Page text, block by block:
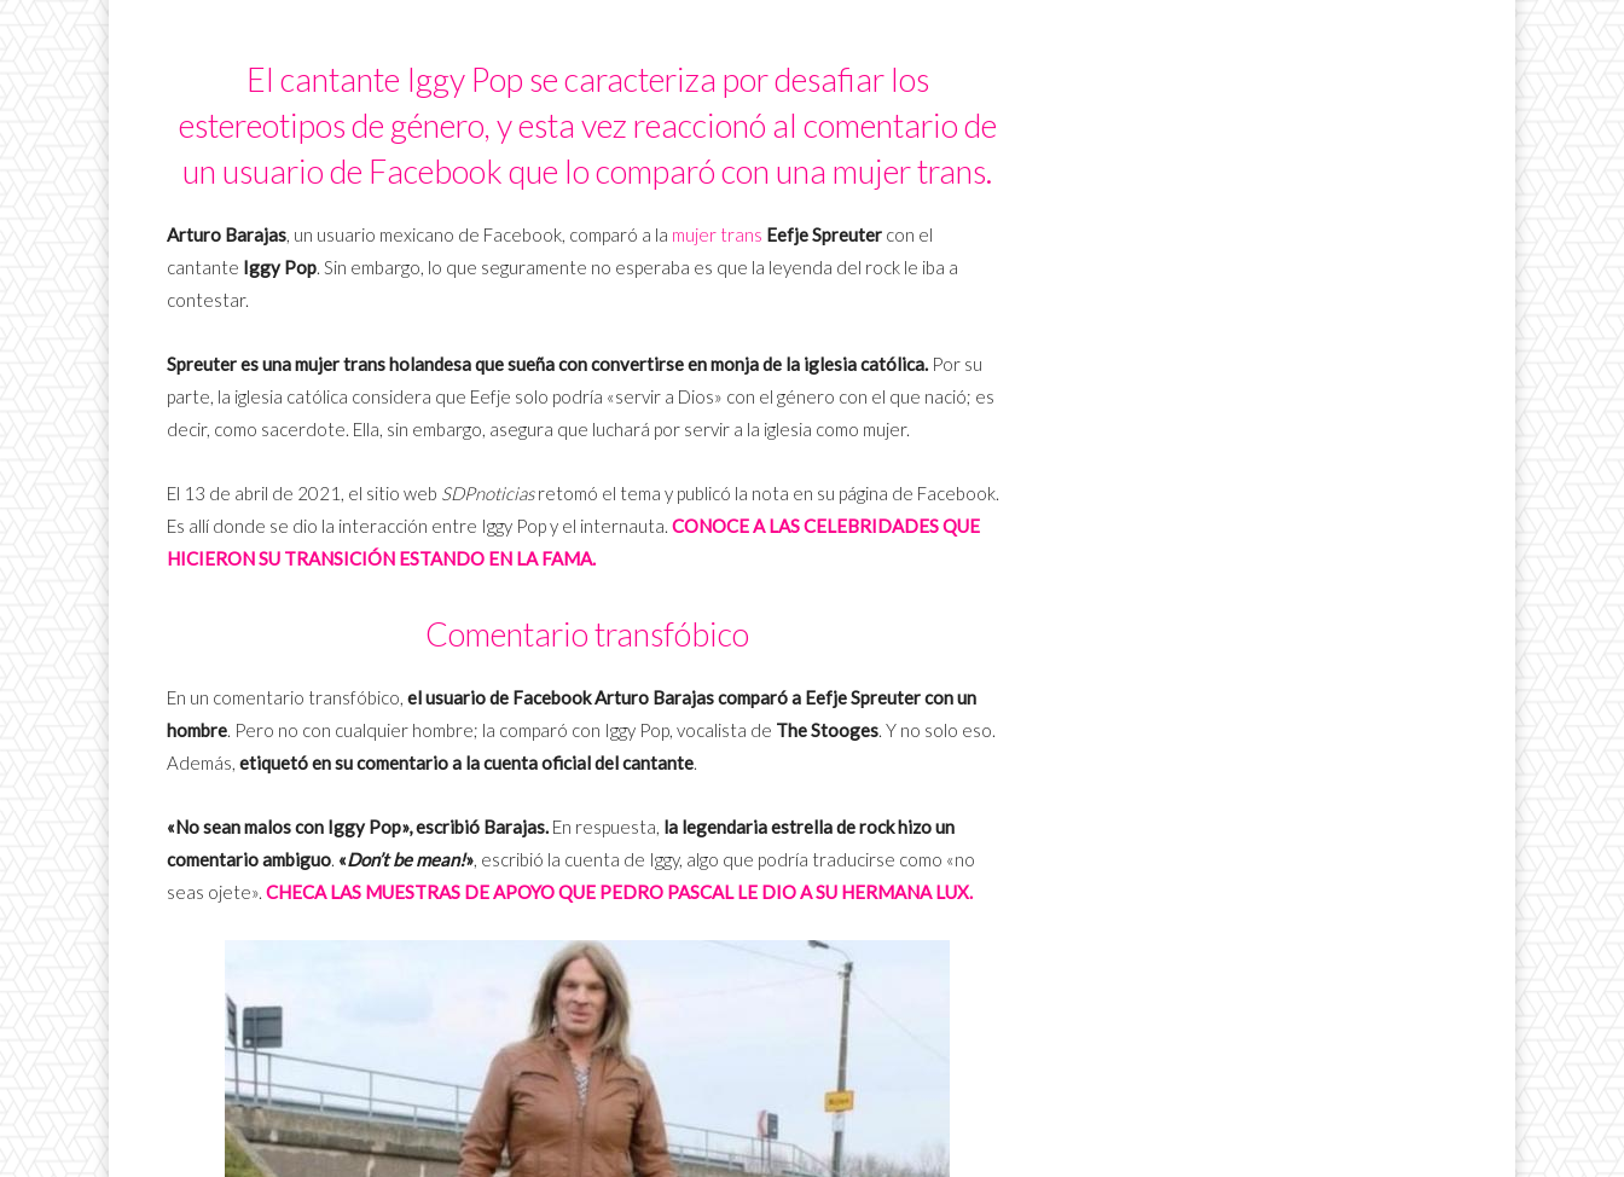
El cantante Iggy Pop se caracteriza por desafiar los
estereotipos de género, y esta vez reaccionó al comentario de
un usuario de Facebook que lo comparó con una mujer trans.
Arturo Barajas, un usuario mexicano de Facebook, comparó a la mujer trans Eefje Spreuter con el
cantante Iggy Pop. Sin embargo, lo que seguramente no esperaba es que la leyenda del rock le iba a
contestar.
Spreuter es una mujer trans holandesa que sueña con convertirse en monja de la iglesia católica. Por su
parte, la iglesia católica considera que Eefje solo podría «servir a Dios» con el género con el que nació; es
decir, como sacerdote. Ella, sin embargo, asegura que luchará por servir a la iglesia como mujer.
El 13 de abril de 2021, el sitio web SDPnoticiasretomó el tema y publicó la nota en su página de Facebook.
Es allí donde se dio la interacción entre Iggy Pop y el internauta. CONOCE A LAS CELEBRIDADES QUE
HICIERON SU TRANSICIÓN ESTANDO EN LA FAMA.
Comentario transfóbico
En un comentario transfóbico, el usuario de Facebook Arturo Barajas comparó a Eefje Spreuter con un
hombre. Pero no con cualquier hombre; la comparó con Iggy Pop, vocalista de The Stooges. Y no solo eso.
Además, etiquetó en su comentario a la cuenta oficial del cantante.
«No sean malos con Iggy Pop», escribió Barajas. En respuesta, la legendaria estrella de rock hizo un
comentario ambiguo. «Don’t be mean!», escribió la cuenta de Iggy, algo que podría traducirse como «no
seas ojete». CHECA LAS MUESTRAS DE APOYO QUE PEDRO PASCAL LE DIO A SU HERMANA LUX.